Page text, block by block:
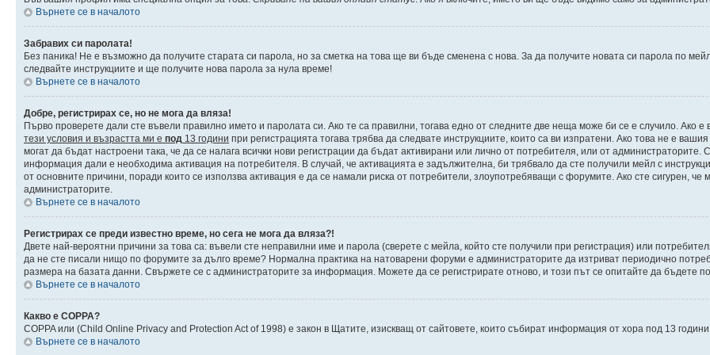
Върнете се в началото
Забравих си паролата!
Без паника! Не е възможно да получите старата си парола, но за сметка на това ще ви бъде сменена с нова. За да получите новата си парола по
следвайте инструкциите и ще получите нова парола за нула време!
Върнете се в началото
Добре, регистрирах се, но не мога да вляза!
Първо проверете дали сте въвели правилно името и паролата си. Ако те са правилни, тогава едно от следните две неща може би се е случило. Ако
тези условия и възрастта ми е под 13 години при регистрацията тогава трябва да следвате инструкциите, които са ви изпратени. Ако това не е
могат да бъдат настроени така, че да се налага всички нови регистрации да бъдат активирани или лично от потребителя, или от
информация дали е необходима активация на потребителя. В случай, че активацията е задължителна, би трябвало да сте получили мейл с
от основните причини, поради които се използва активация е да се намали риска от потребители, злоупотребяващи с форумите. Ако сте сигурен,
администраторите.
Върнете се в началото
Регистрирах се преди известно време, но сега не мога да вляза?!
Двете най-вероятни причини за това са: въвели сте неправилни име и парола (сверете с мейла, който сте получили при регистрация) или
да не сте писали нищо по форумите за дълго време? Нормална практика на натоварени форуми е администраторите да изтриват периодично
размера на базата данни. Свържете се с администраторите за информация. Можете да се регистрирате отново, и този път се опитайте да бъдете
Върнете се в началото
Какво е COPPA?
COPPA или (Child Online Privacy and Protection Act of 1998) е закон в Щатите, изискващ от сайтовете, които събират информация от хора под 13
Върнете се в началото